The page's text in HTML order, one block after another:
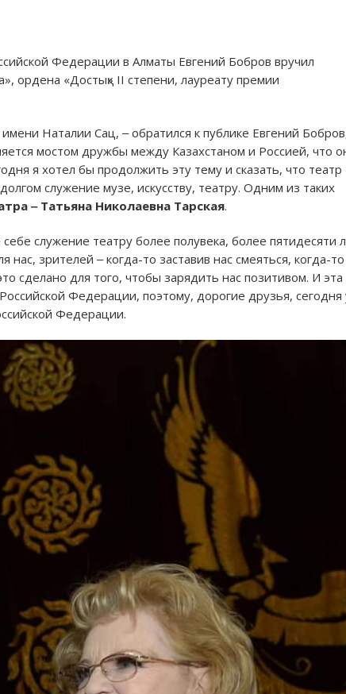
Федерации в Алматы Евгений Бобров вручил
ордена «Достық» II степени, лауреату премии
Наталии Сац, ‒ обратился к публике Евгений
мостом дружбы между Казахстаном и Россией, что
я хотел бы продолжить эту тему и сказать, что театр
служение музе, искусству, театру. Одним из таких
‒ Татьяна Николаевна Тарская.
служение театру более полувека, более пятидесяти
зрителей ‒ когда-то заставив нас смеяться, когда-
сделано для того, чтобы зарядить нас позитивом. И эта
Федерации, поэтому, дорогие друзья, сегодня
Федерации.